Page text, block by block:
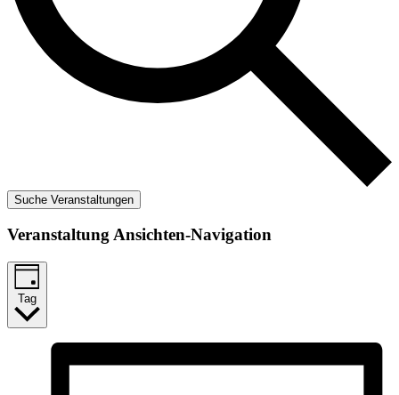
Suche Veranstaltungen
Veranstaltung Ansichten-Navigation
Tag